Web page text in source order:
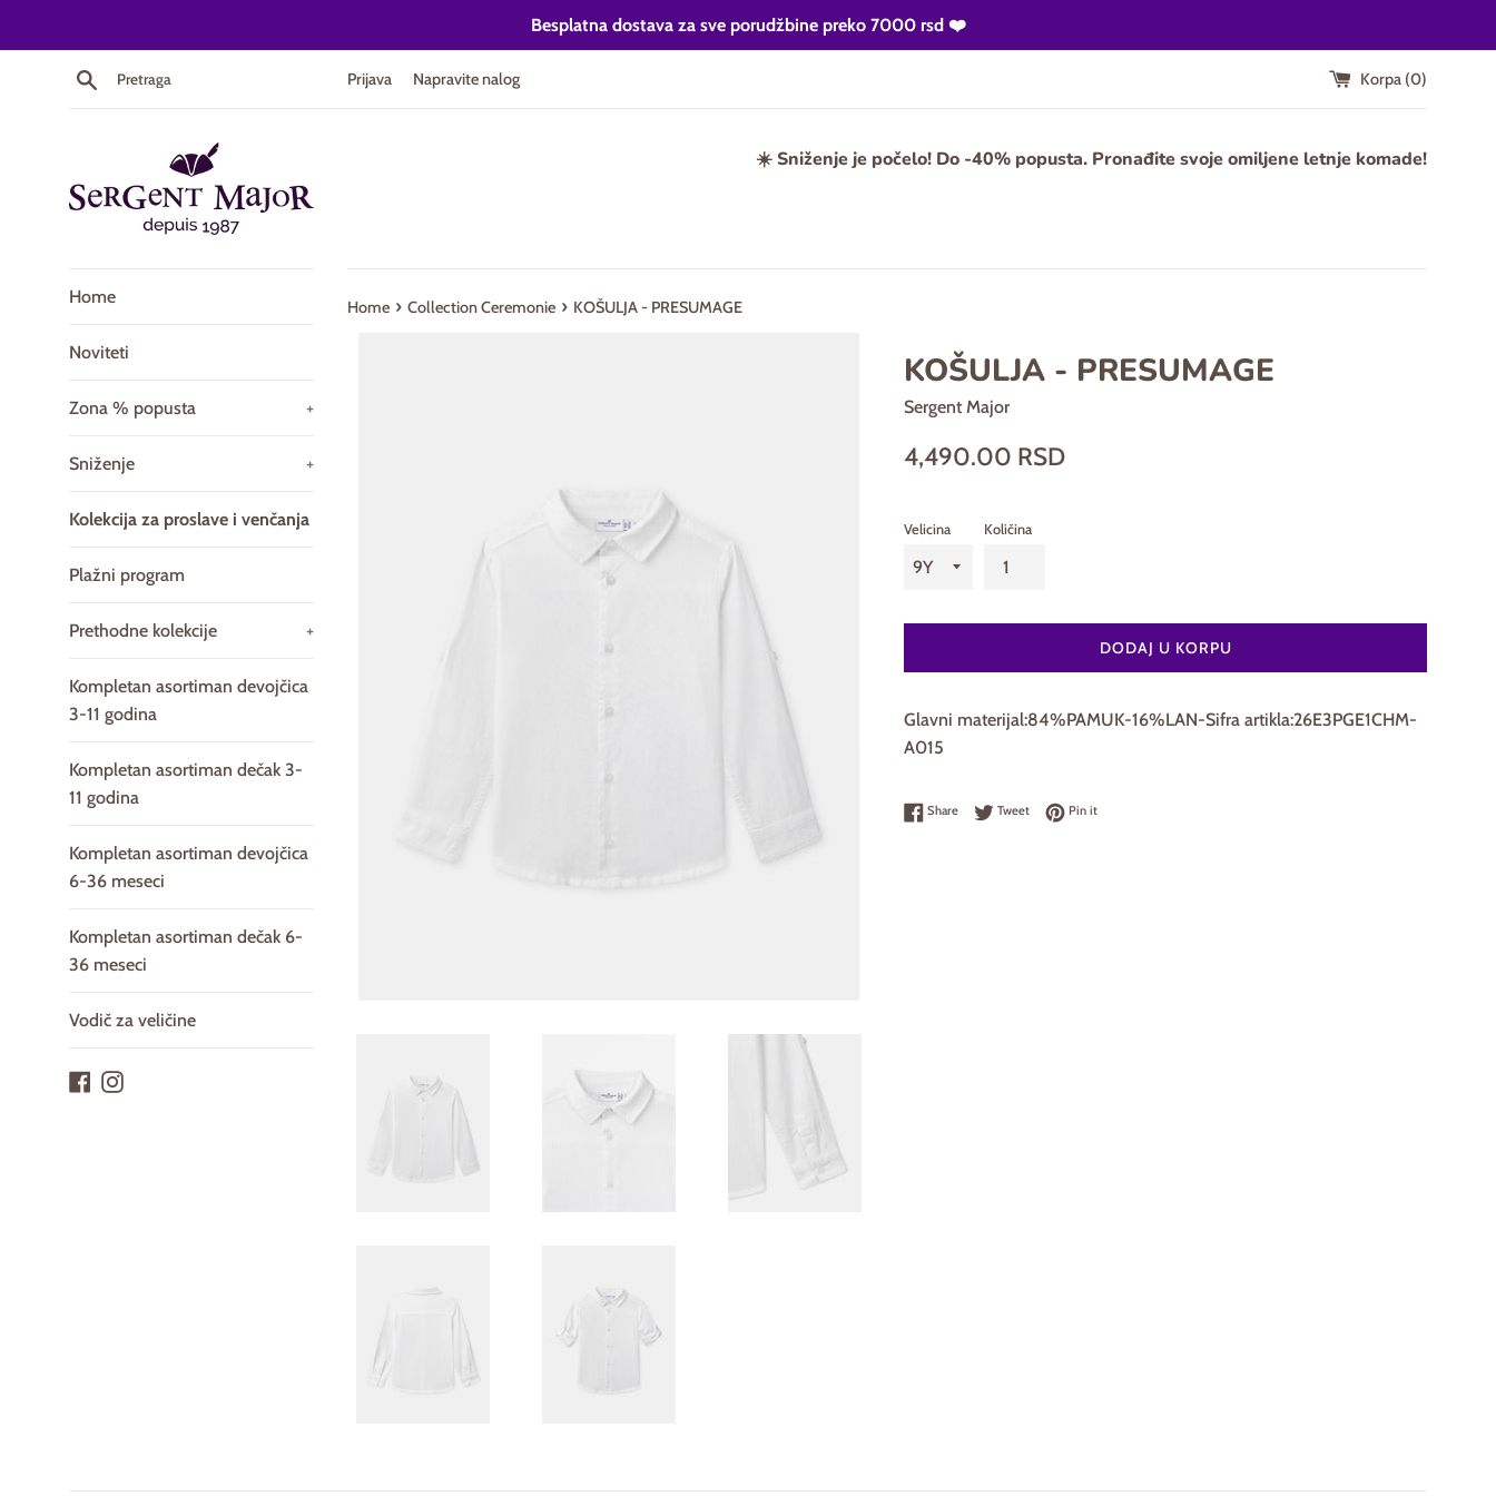
Besplatna dostava za sve porudžbine preko 7000 rsd ❤️
Pretraga Prijava Napravite nalog Korpa (0)
☀️ Sniženje je počelo! Do -40% popusta. Pronađite svoje omiljene letnje komade!
Home
Noviteti
Zona % popusta +
Sniženje +
Kolekcija za proslave i venčanja
Plažni program
Prethodne kolekcije +
Kompletan asortiman devojčica
3-11 godina
Kompletan asortiman dečak 3-
11 godina
Kompletan asortiman devojčica
6-36 meseci
Kompletan asortiman dečak 6-
36 meseci
Vodič za veličine
Facebook
Instagram
Home › Collection Ceremonie › KOŠULJA - PRESUMAGE
KOŠULJA - PRESUMAGE
Sergent Major
Regularna
4,490.00 RSD
Velicina Količina
DODAJ U KORPU
Glavni materijal:84%PAMUK-16%LAN-Sifra artikla:26E3PGE1CHM-
A015
ShareShare on Facebook
TweetTweet on Twitter
Pin itPin on Pinterest